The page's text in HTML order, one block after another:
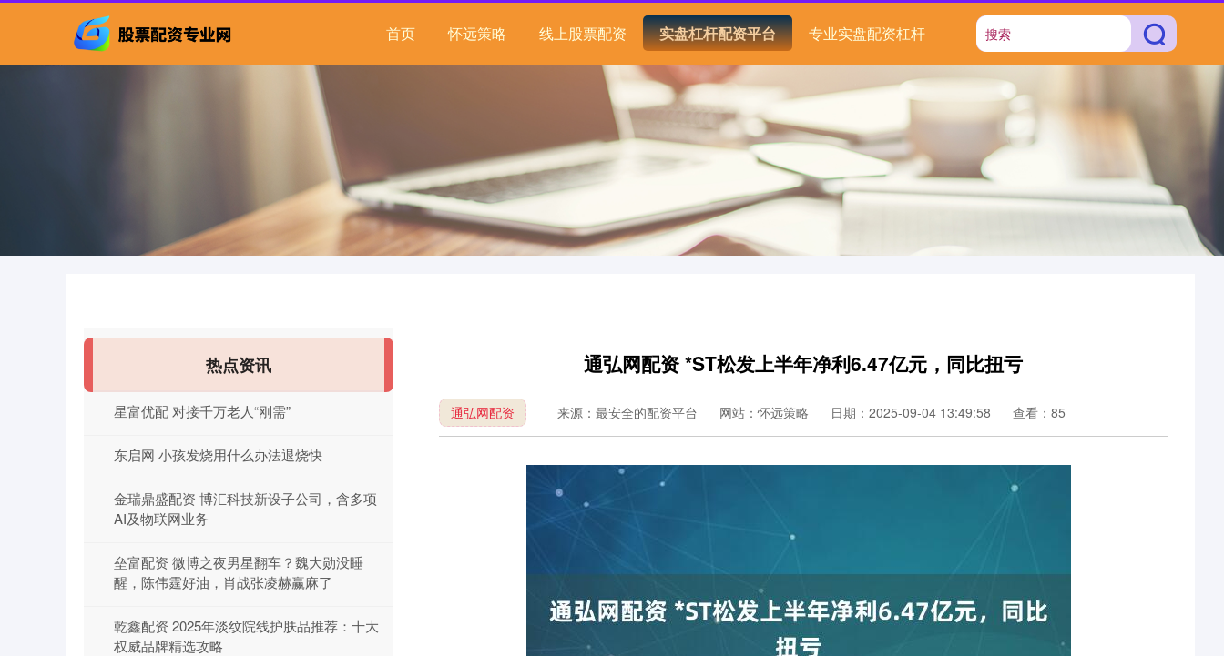
首页 怀远策略 线上股票配资 实盘杠杆配资平台 专业实盘配资杠杆
通弘网配资 *ST松发上半年净利6.47亿元，同比扭亏
通弘网配资 来源：最安全的配资平台 网站：怀远策略 日期：2025-09-04 13:49:58 查看：85
热点资讯
星富优配 对接千万老人“刚需”
东启网 小孩发烧用什么办法退烧快
金瑞鼎盛配资 博汇科技新设子公司，含多项
AI及物联网业务
垒富配资 微博之夜男星翻车？魏大勋没睡
醒，陈伟霆好油，肖战张凌赫赢麻了
乾鑫配资 2025年淡纹院线护肤品推荐：十大
权威品牌精选攻略